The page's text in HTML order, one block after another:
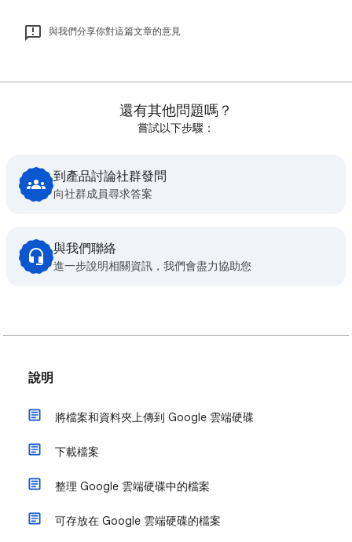
與我們分享你對這篇文章的意見
還有其他問題嗎？
嘗試以下步驟：
到產品討論社群發問
向社群成員尋求答案
與我們聯絡
進一步說明相關資訊，我們會盡力協助您
說明
將檔案和資料夾上傳到 Google 雲端硬碟
下載檔案
整理 Google 雲端硬碟中的檔案
可存放在 Google 雲端硬碟的檔案